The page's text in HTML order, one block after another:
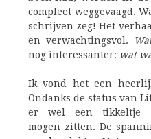
compleet weggevaagd.
schrijven zeg! Het
en verwachtingsvol.
nog interessanter: wat
Ik vond het een
Ondanks de status van
er wel een tikkeltje
mogen zitten. De